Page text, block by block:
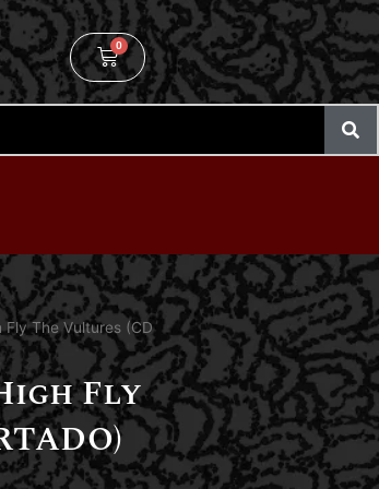
0
The Vultures (CD
Fly